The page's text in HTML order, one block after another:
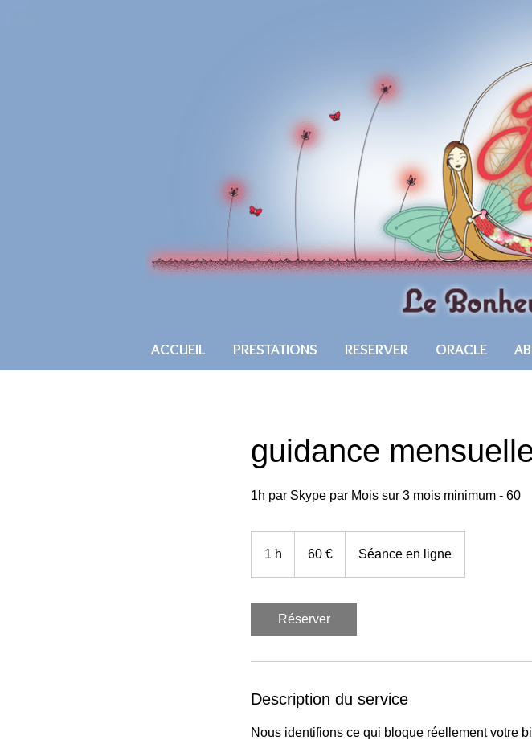
ACCUEIL PRESTATIONS RESERVER ORACLE
guidance
1h par Skype par Mois sur 3 mois minimum - 60
1 h 60 € Séance en ligne
Réserver
Description du service
Nous identifions ce qui bloque réellement votre